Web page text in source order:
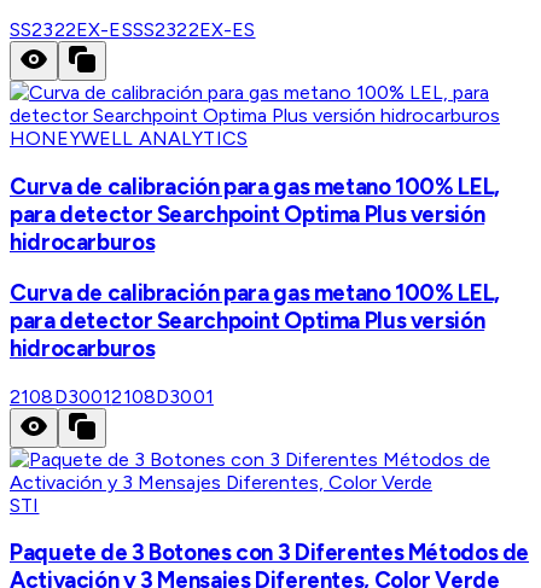
SS2322EX-ESSS2322EX-ES
HONEYWELL ANALYTICS
Curva de calibración para gas metano 100% LEL,
para detector Searchpoint Optima Plus versión
hidrocarburos
Curva de calibración para gas metano 100% LEL,
para detector Searchpoint Optima Plus versión
hidrocarburos
2108D30012108D3001
STI
Paquete de 3 Botones con 3 Diferentes Métodos de
Activación y 3 Mensajes Diferentes, Color Verde